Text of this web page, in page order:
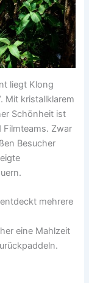
liegt Klong
Mit kristallklarem
Schönheit ist
Filmteams. Zwar
Besucher
mehrere
eine Mahlzeit